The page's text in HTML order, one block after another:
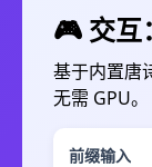
🎮 交互
基于内置唐
无需 GPU。
前缀输入